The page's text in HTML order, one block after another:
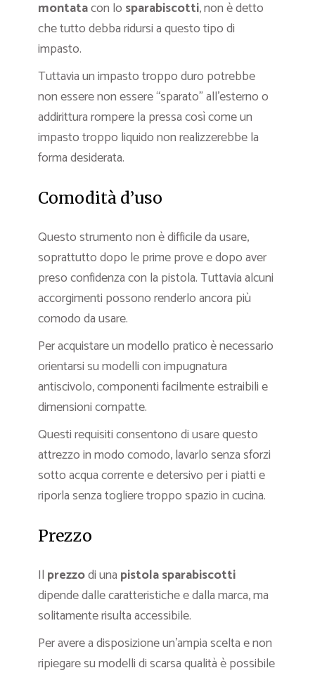
montatacon lo sparabiscotti, non è detto
che tutto debba ridursi a questo tipo di
impasto.
Tuttavia un impasto troppo duro potrebbe
non essere non essere “sparato” all’esterno o
addirittura rompere la pressa così come un
impasto troppo liquido non realizzerebbe la
forma desiderata.
Comodità d’uso
Questo strumento non è difficile da usare,
soprattutto dopo le prime prove e dopo aver
preso confidenza con la pistola. Tuttavia alcuni
accorgimenti possono renderlo ancora più
comodo da usare.
Per acquistare un modello pratico è necessario
orientarsi su modelli con impugnatura
antiscivolo, componenti facilmente estraibili e
dimensioni compatte.
Questi requisiti consentono di usare questo
attrezzo in modo comodo, lavarlo senza sforzi
sotto acqua corrente e detersivo per i piatti e
riporla senza togliere troppo spazio in cucina.
Prezzo
Il prezzodi una pistola sparabiscotti
dipende dalle caratteristiche e dalla marca, ma
solitamente risulta accessibile.
Per avere a disposizione un’ampia scelta e non
ripiegare su modelli di scarsa qualità è possibile